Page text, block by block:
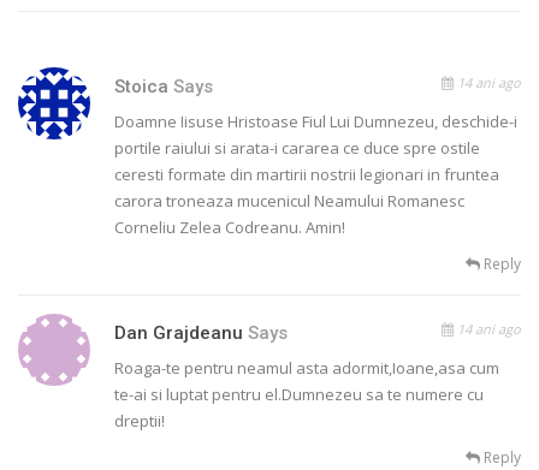
Stoica Says 14 ani ago
Doamne Iisuse Hristoase Fiul Lui Dumnezeu, deschide-i
portile raiului si arata-i cararea ce duce spre ostile
ceresti formate din martirii nostrii legionari in fruntea
carora troneaza mucenicul Neamului Romanesc
Corneliu Zelea Codreanu. Amin!
Reply
Dan Grajdeanu Says 14 ani ago
Roaga-te pentru neamul asta adormit,Ioane,asa cum
te-ai si luptat pentru el.Dumnezeu sa te numere cu
dreptii!
Reply